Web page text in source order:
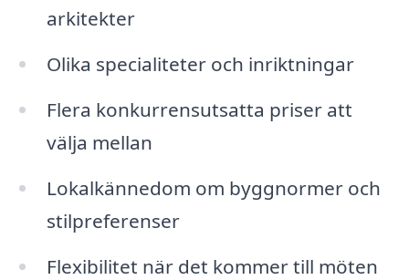
arkitekter
Olika specialiteter och inriktningar
Flera konkurrensutsatta priser att
välja mellan
Lokalkännedom om byggnormer och
stilpreferenser
Flexibilitet när det kommer till möten